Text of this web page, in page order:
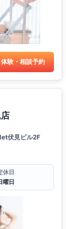
体験・相談予約
伏見ビル2F
休日
曜日